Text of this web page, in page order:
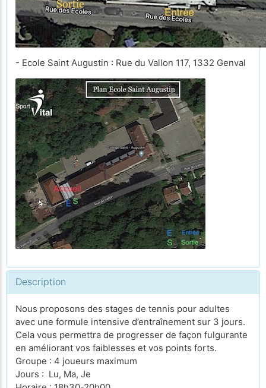
- Ecole Saint Augustin : Rue du Vallon 117, 1332 Genval
Description
Nous proposons des stages de tennis pour adultes
avec une formule intensive d’entraînement sur 3 jours.
Cela vous permettra de progresser de façon fulgurante
en améliorant vos faiblesses et vos points forts.
Groupe : 4 joueurs maximum
Jours : Lu, Ma, Je